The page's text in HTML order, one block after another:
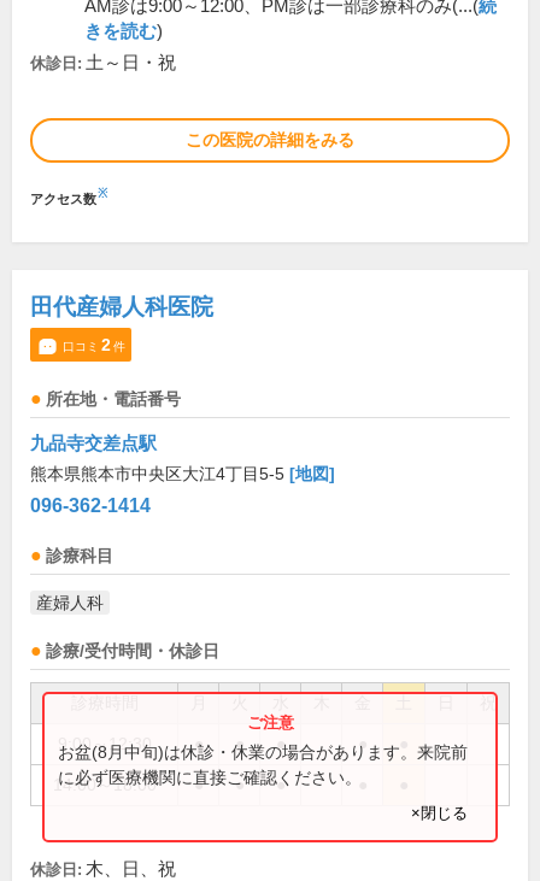
AM診は9:00～12:00、PM診は一部診療科のみ(...(続
きを読む)
休診日: 土～日・祝
この医院の詳細をみる
アクセス数※
田代産婦人科医院
口コミ 2件
所在地・電話番号
九品寺交差点駅
熊本県熊本市中央区大江4丁目5-5 [地図]
096-362-1414
診療科目
産婦人科
診療/受付時間・休診日
祝
9:00～12:30 ● ● ● ●
14:00～18:00 ● ● ●
お盆(8月中旬)は休診・休業の場合があります。来院前
に必ず医療機関に直接ご確認ください。
×閉じる
休診日: 木、日、祝